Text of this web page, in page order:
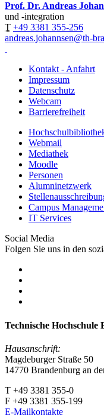
Prof. Dr. Andreas
und -integration
T +49 3381 355-256
andreas.johannsen@th-
Kontakt - Anfahrt
Impressum
Datenschutz
Webcam
Barrierefreiheit
Webmail
Mediathek
Moodle
Personen
Alumninetzwerk
Campus
IT Services
Social Media
Folgen Sie uns in den
Technische Hochschule
Hausanschrift:
Magdeburger Straße 50
14770 Brandenburg an
T +49 3381 355-0
F +49 3381 355-199
E-Mailkontakte